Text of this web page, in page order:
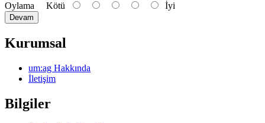
Oylama Kötü İyi
Devam
Kurumsal
um:ag Hakkında
İletişim
Bilgiler